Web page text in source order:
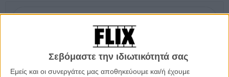
Σεβόμαστε την ιδιωτικότητά σας
Εμείς και οι συνεργάτες μας αποθηκεύουμε και/ή έχουμε
Προσθέστε το Flix στις προτιμήσεις σας στο
Google
Η επιβλητική φωνή του Ντόναλντ - Προέδρου Σνόου - Σάδερλαντ
κάνει ακόμη και την πιο φτηνή προπαγάνδα να μοιάζει με